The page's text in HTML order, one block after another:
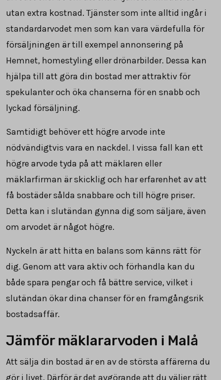
utan extra kostnad. Tjänster som inte alltid ingår i
standardarvodet men som kan vara värdefulla för
försäljningen är till exempel annonsering på
Hemnet, homestyling eller drönarbilder. Dessa kan
hjälpa till att göra din bostad mer attraktiv för
spekulanter och öka chanserna för en snabb och
lyckad försäljning.
Samtidigt behöver ett högre arvode inte
nödvändigtvis vara en nackdel. I vissa fall kan ett
högre arvode tyda på att mäklaren eller
mäklarfirman är skicklig och har erfarenhet av att
få bostäder sålda snabbare och till högre priser.
Detta kan i slutändan gynna dig som säljare, även
om arvodet är något högre.
Nyckeln är att hitta en balans som känns rätt för
dig. Genom att vara aktiv och förhandla kan du
både spara pengar och få bättre service, vilket i
slutändan ökar dina chanser för en framgångsrik
bostadsaffär.
Jämför mäklararvoden i Malå
Att sälja din bostad är en av de största affärerna du
gör i livet. Därför är det avgörande att du väljer rätt